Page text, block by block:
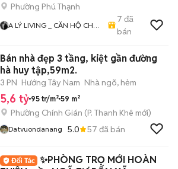
Phường Phú Thạnh
A LÝ LIVING _ CĂN HỘ CHO
CHUNG CƯ - NHÀ Ở
7 đã
bán
Bán nhà đẹp 3 tầng, kiệt gần đường
hà huy tập,59m2.
3 PN Hướng Tây Nam Nhà ngõ, hẻm
5,6 tỷ 95 tr/m² 59 m²
Phường Chính Gián (P. Thanh Khê mới)
Datvuondanang 5.0 57 đã bán
✨PHÒNG TRỌ MỚI HOÀN